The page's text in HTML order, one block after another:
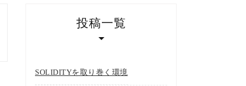
投稿一覧
SOLIDITYを取り巻く環境